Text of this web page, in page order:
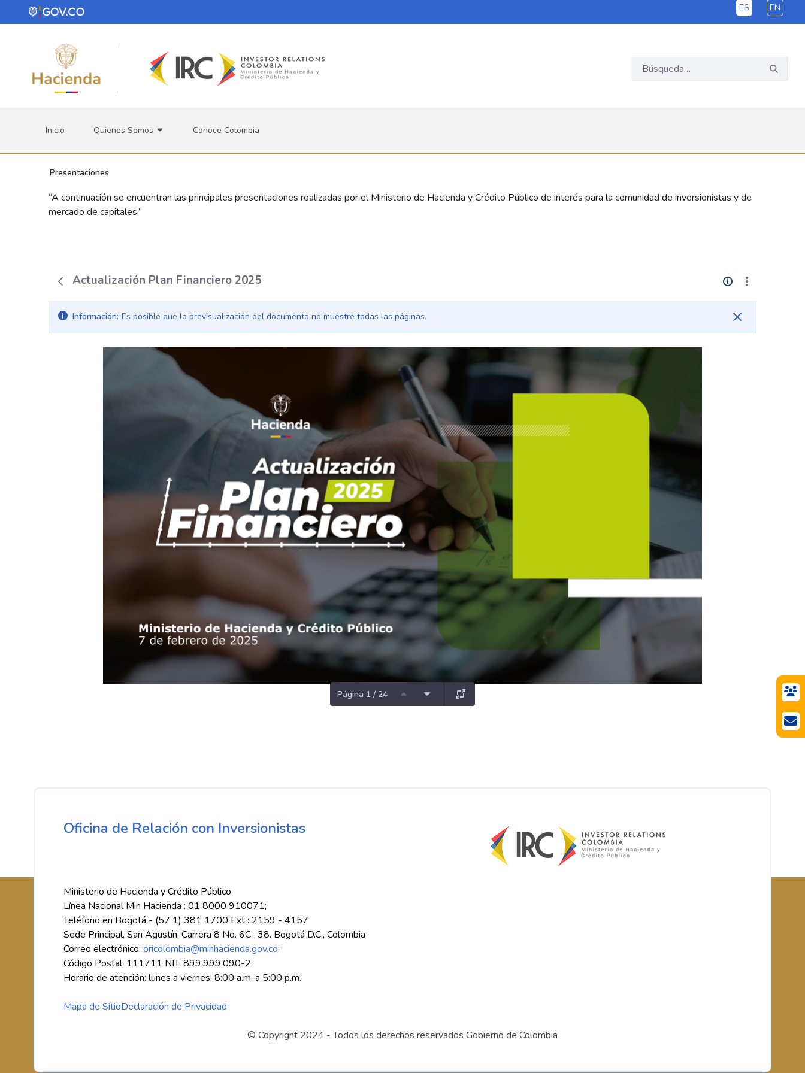
Saltar al contenido principal ES EN
Inicio Quienes Somos Conoce Colombia
Presentaciones
“A continuación se encuentran las principales presentaciones realizadas por el Ministerio de Hacienda y Crédito Público de interés para la comunidad de inversionistas y de
mercado de capitales.”
Actualización Plan Financiero 2025
Información: Es posible que la previsualización del documento no muestre todas las páginas.
Página 1 / 24
Oficina de Relación con Inversionistas
Ministerio de Hacienda y Crédito Público
Línea Nacional Min Hacienda : 01 8000 910071;
Teléfono en Bogotá - (57 1) 381 1700 Ext : 2159 - 4157
Sede Principal, San Agustín: Carrera 8 No. 6C- 38. Bogotá D.C., Colombia
Correo electrónico: oricolombia@minhacienda.gov.co;
Código Postal: 111711 NIT: 899.999.090-2
Horario de atención: lunes a viernes, 8:00 a.m. a 5:00 p.m.
Mapa de SitioDeclaración de Privacidad
© Copyright 2024 - Todos los derechos reservados Gobierno de Colombia